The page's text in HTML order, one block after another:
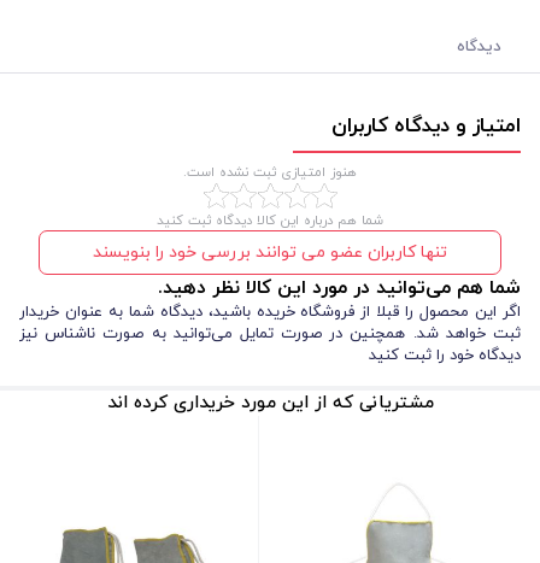
دیدگاه
امتیاز و دیدگاه کاربران
هنوز امتیازی ثبت نشده است.
شما هم درباره این کالا دیدگاه ثبت کنید
تنها کاربران عضو می توانند بررسی خود را بنویسند
شما هم می‌توانید در مورد این کالا نظر دهید.
اگر این محصول را قبلا از فروشگاه خریده باشید، دیدگاه شما به عنوان خریدار
ثبت خواهد شد. همچنین در صورت تمایل می‌توانید به صورت ناشناس نیز
دیدگاه خود را ثبت کنید
مشتریانی که از این مورد خریداری کرده اند